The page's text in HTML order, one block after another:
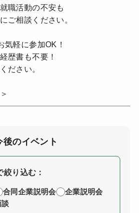
職活動の不安も
ご相談ください。
気軽に参加OK！
歴書も不要！
ださい。
のイベント
り込む：
合同企業説明会
企業説明会